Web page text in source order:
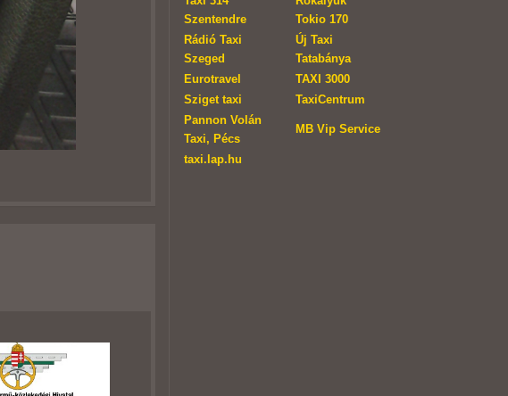
Szentendre
Tokio 170
Rádió Taxi
Szeged
Új Taxi
Tatabánya
Eurotravel
TAXI 3000
Sziget taxi
TaxiCentrum
Pannon Volán
Taxi, Pécs
MB Vip Service
taxi.lap.hu